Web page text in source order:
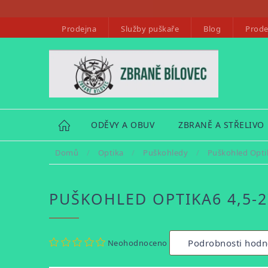
Prodejna Služby puškaře Blog
HOME ODĚVY A OBUV ZBRANĚ A STŘELIVO
Domů / Optika / Puškohledy / Puškohled
PUŠKOHLED OPTIKA6 4,5-
hodnocení
Neohodnoceno Podrobnosti